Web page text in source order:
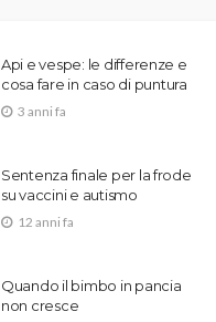
Api e vespe: le differenze e
cosa fare in caso di puntura
3 anni fa
Sentenza finale per la frode
su vaccini e autismo
12 anni fa
Quando il bimbo in pancia
non cresce